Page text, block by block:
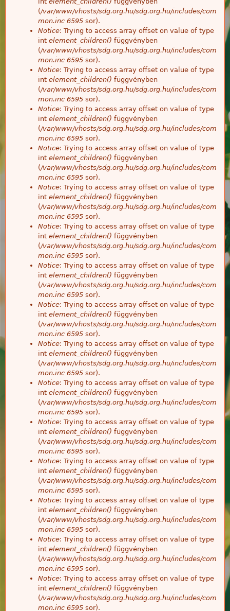
(/var/www/vhosts/sdg.org.hu/sdg.org.hu/includes/com
mon.inc 6595 sor).
Notice: Trying to access array offset on value of type
int element_children() függvényben
(/var/www/vhosts/sdg.org.hu/sdg.org.hu/includes/com
mon.inc 6595 sor).
Notice: Trying to access array offset on value of type
int element_children() függvényben
(/var/www/vhosts/sdg.org.hu/sdg.org.hu/includes/com
mon.inc 6595 sor).
Notice: Trying to access array offset on value of type
int element_children() függvényben
(/var/www/vhosts/sdg.org.hu/sdg.org.hu/includes/com
mon.inc 6595 sor).
Notice: Trying to access array offset on value of type
int element_children() függvényben
(/var/www/vhosts/sdg.org.hu/sdg.org.hu/includes/com
mon.inc 6595 sor).
Notice: Trying to access array offset on value of type
int element_children() függvényben
(/var/www/vhosts/sdg.org.hu/sdg.org.hu/includes/com
mon.inc 6595 sor).
Notice: Trying to access array offset on value of type
int element_children() függvényben
(/var/www/vhosts/sdg.org.hu/sdg.org.hu/includes/com
mon.inc 6595 sor).
Notice: Trying to access array offset on value of type
int element_children() függvényben
(/var/www/vhosts/sdg.org.hu/sdg.org.hu/includes/com
mon.inc 6595 sor).
Notice: Trying to access array offset on value of type
int element_children() függvényben
(/var/www/vhosts/sdg.org.hu/sdg.org.hu/includes/com
mon.inc 6595 sor).
Notice: Trying to access array offset on value of type
int element_children() függvényben
(/var/www/vhosts/sdg.org.hu/sdg.org.hu/includes/com
mon.inc 6595 sor).
Notice: Trying to access array offset on value of type
int element_children() függvényben
(/var/www/vhosts/sdg.org.hu/sdg.org.hu/includes/com
mon.inc 6595 sor).
Notice: Trying to access array offset on value of type
int element_children() függvényben
(/var/www/vhosts/sdg.org.hu/sdg.org.hu/includes/com
mon.inc 6595 sor).
Notice: Trying to access array offset on value of type
int element_children() függvényben
(/var/www/vhosts/sdg.org.hu/sdg.org.hu/includes/com
mon.inc 6595 sor).
Notice: Trying to access array offset on value of type
int element_children() függvényben
(/var/www/vhosts/sdg.org.hu/sdg.org.hu/includes/com
mon.inc 6595 sor).
Notice: Trying to access array offset on value of type
int element_children() függvényben
(/var/www/vhosts/sdg.org.hu/sdg.org.hu/includes/com
mon.inc 6595 sor).
Notice: Trying to access array offset on value of type
int element_children() függvényben
(/var/www/vhosts/sdg.org.hu/sdg.org.hu/includes/com
mon.inc 6595 sor).